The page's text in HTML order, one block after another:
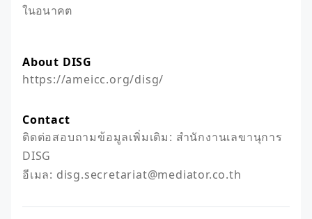
ในอนาคต
About DISG
https://ameicc.org/disg/
Contact
ติดต่อสอบถามข้อมูลเพิ่มเติม: สำนักงานเลขานุการ
DISG